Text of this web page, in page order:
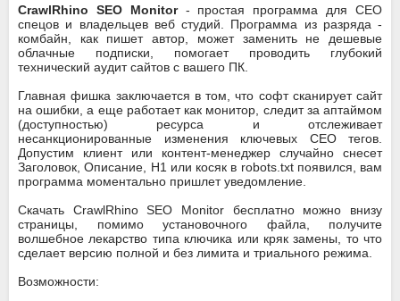
CrawlRhino SEO Monitor- простая программа для СЕО
спецов и владельцев веб студий. Программа из разряда -
комбайн, как пишет автор, может заменить не дешевые
облачные подписки, помогает проводить глубокий
технический аудит сайтов с вашего ПК.
Главная фишка заключается в том, что софт сканирует сайт
на ошибки, а еще работает как монитор, следит за аптаймом
(доступностью) ресурса и отслеживает
несанкционированные изменения ключевых СЕО тегов.
Допустим клиент или контент-менеджер случайно снесет
Заголовок, Описание, H1 или косяк в robots.txt появился, вам
программа моментально пришлет уведомление.
Скачать CrawlRhino SEO Monitor бесплатно можно внизу
страницы, помимо установочного файла, получите
волшебное лекарство типа ключика или кряк замены, то что
сделает версию полной и без лимита и триального режима.
Возможности: